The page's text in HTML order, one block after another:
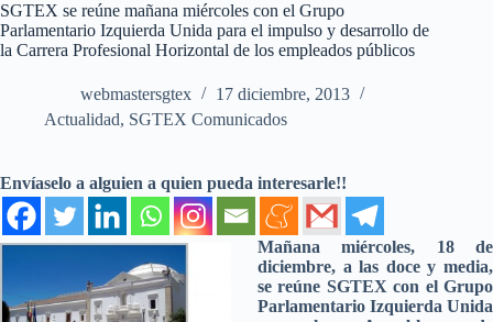
SGTEX se reúne mañana miércoles con el Grupo
Parlamentario Izquierda Unida para el impulso y desarrollo de
la Carrera Profesional Horizontal de los empleados públicos
webmastersgtex
17 diciembre, 2013
Actualidad, SGTEX Comunicados
Envíaselo a alguien a quien pueda interesarle!!
Mañana miércoles, 18 de
diciembre, a las doce y media,
se reúne SGTEX con el Grupo
Parlamentario Izquierda Unida